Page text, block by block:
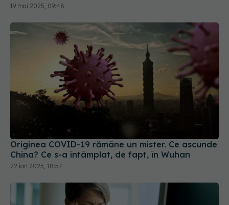
19 mai 2025, 09:48
Originea COVID-19 rămâne un mister. Ce ascunde
China? Ce s-a întâmplat, de fapt, în Wuhan
22 ian 2025, 18:57